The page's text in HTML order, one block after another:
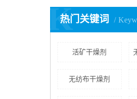
热门关键词
K
活矿干燥剂
无纺布干燥剂